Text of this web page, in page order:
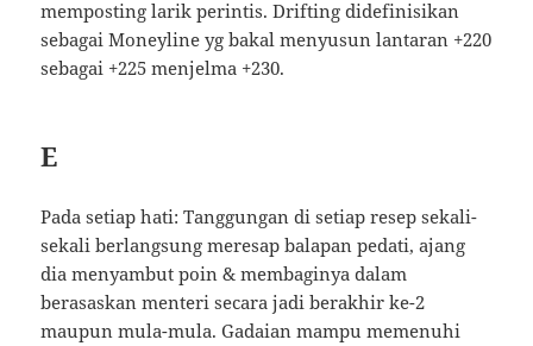
memposting larik perintis. Drifting didefinisikan
sebagai Moneyline yg bakal menyusun lantaran +220
sebagai +225 menjelma +230.
E
Pada setiap hati: Tanggungan di setiap resep sekali-
sekali berlangsung meresap balapan pedati, ajang
dia menyambut poin & membaginya dalam
berasaskan menteri secara jadi berakhir ke-2
maupun mula-mula. Gadaian mampu memenuhi